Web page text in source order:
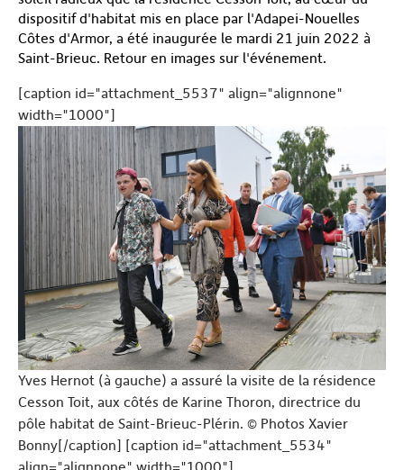
dispositif d'habitat mis en place par l'Adapei-Nouelles
Côtes d'Armor, a été inaugurée le mardi 21 juin 2022 à
Saint-Brieuc. Retour en images sur l'événement.
[caption id="attachment_5537" align="alignnone"
width="1000"]
Yves Hernot (à gauche) a assuré la visite de la résidence
Cesson Toit, aux côtés de Karine Thoron, directrice du
pôle habitat de Saint-Brieuc-Plérin. © Photos Xavier
Bonny[/caption] [caption id="attachment_5534"